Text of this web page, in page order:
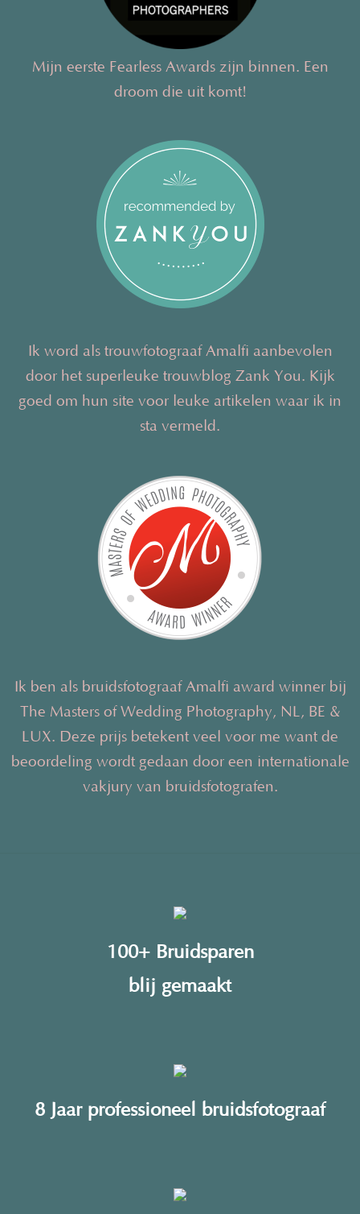
Mijn eerste Fearless Awards zijn binnen. Een
droom die uit komt!
Ik word als trouwfotograaf Amalfi aanbevolen
door het superleuke trouwblog Zank You. Kijk
goed om hun site voor leuke artikelen waar ik in
sta vermeld.
Ik ben als bruidsfotograaf Amalfi award winner bij
The Masters of Wedding Photography, NL, BE &
LUX. Deze prijs betekent veel voor me want de
beoordeling wordt gedaan door een internationale
vakjury van bruidsfotografen.
100+ Bruidsparen
blij gemaakt
8 Jaar professioneel bruidsfotograaf